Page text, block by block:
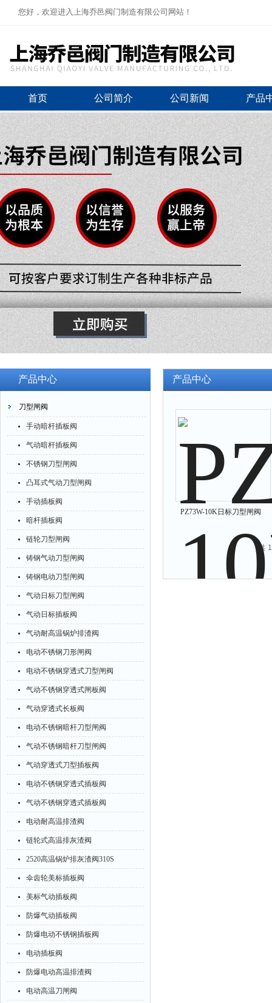
您好，欢迎进入上海乔邑阀门制造有限公司网站！
首页 公司简介 公司新闻 产品
产品中心
刀型闸阀
手动暗杆插板阀
气动暗杆插板阀
不锈钢刀型闸阀
凸耳式气动刀型闸阀
手动插板阀
暗杆插板阀
链轮刀型闸阀
铸钢气动刀型闸阀
铸钢电动刀型闸阀
气动日标刀型闸阀
气动日标插板阀
气动耐高温锅炉排渣阀
电动不锈钢刀形闸阀
电动不锈钢穿透式刀型闸阀
气动不锈钢穿透式闸板阀
气动穿透式长板阀
电动不锈钢暗杆刀型闸阀
气动不锈钢暗杆刀型闸阀
气动穿透式刀型插板阀
电动不锈钢穿透式插板阀
气动不锈钢穿透式插板阀
电动耐高温排渣阀
链轮式高温排灰渣阀
2520高温锅炉排灰渣阀310S
伞齿轮美标插板阀
美标气动插板阀
防爆气动插板阀
防爆电动不锈钢插板阀
电动插板阀
防爆电动高温排渣阀
电动高温刀闸阀
产品中心
PZ73W-10K日标刀型闸阀
共